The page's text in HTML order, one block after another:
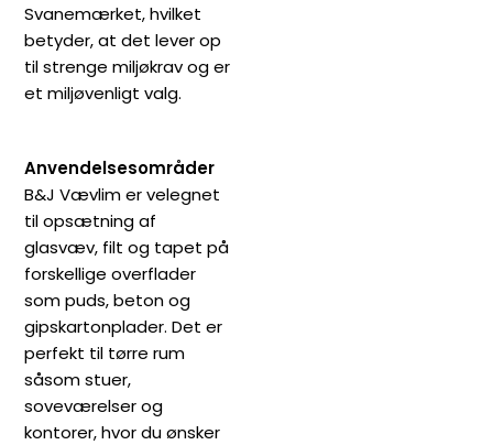
Svanemærket, hvilket
betyder, at det lever op
til strenge miljøkrav og er
et miljøvenligt valg.
Anvendelsesområder
B&J Vævlim er velegnet
til opsætning af
glasvæv, filt og tapet på
forskellige overflader
som puds, beton og
gipskartonplader. Det er
perfekt til tørre rum
såsom stuer,
soveværelser og
kontorer, hvor du ønsker